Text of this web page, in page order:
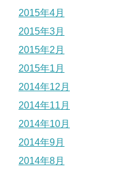
2015年4月
2015年3月
2015年2月
2015年1月
2014年12月
2014年11月
2014年10月
2014年9月
2014年8月